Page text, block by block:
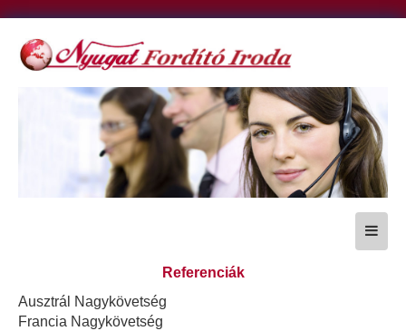
Referenciák
Ausztrál Nagykövetség
Francia Nagykövetség